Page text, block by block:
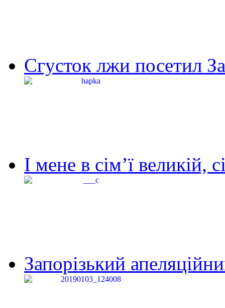
Сгусток лжи посетил
І мене в сім’ї великій,
Запорізький